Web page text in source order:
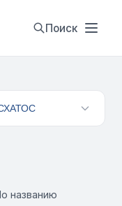
Поиск
названию